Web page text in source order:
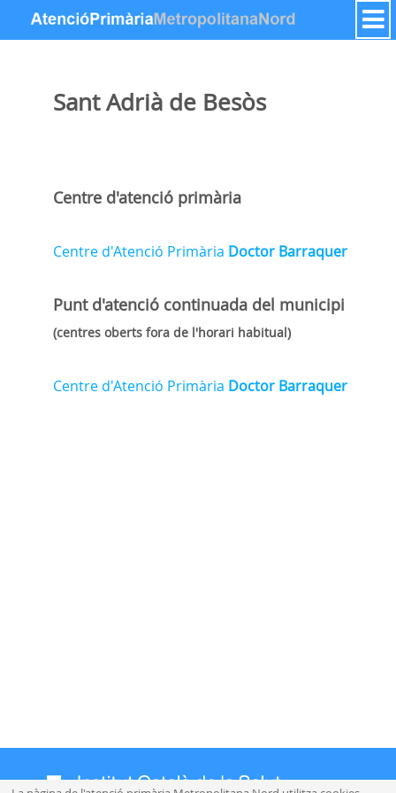
Saut au contenu
Sant Adrià de Besòs
Centre d'atenció primària
Centre d'Atenció Primària Doctor Barraquer
Punt d'atenció continuada del municipi
(centres oberts fora de l'horari habitual)
Centre d'Atenció Primària Doctor Barraquer